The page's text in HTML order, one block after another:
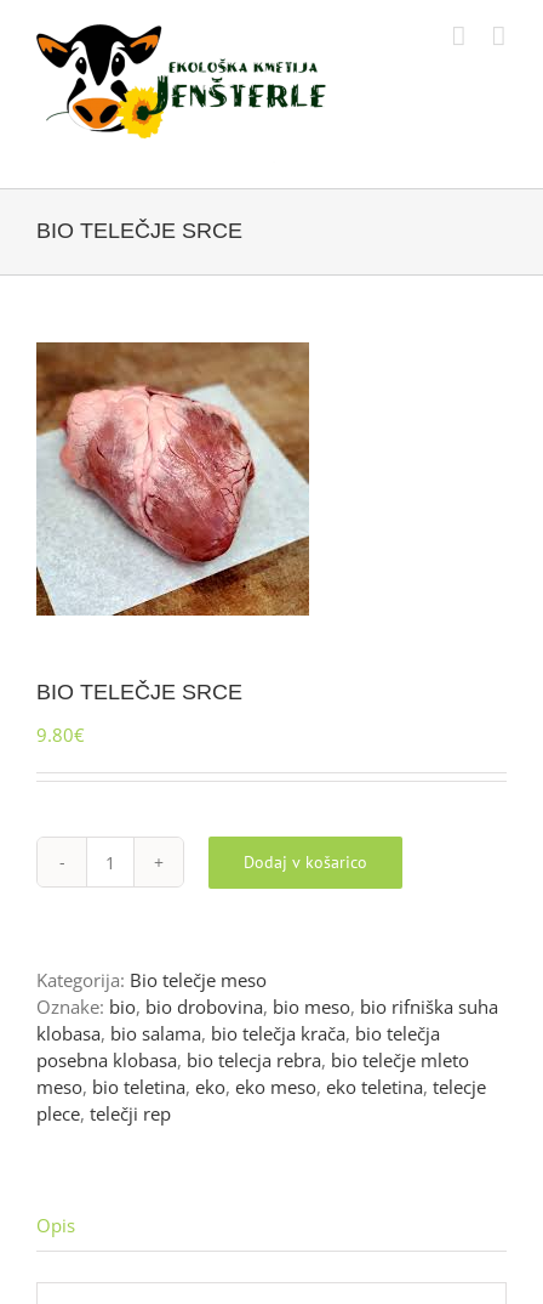
content
BIO TELEČJE SRCE
BIO TELEČJE SRCE
9.80€
BIO
Dodaj v košarico
Kategorija: Bio telečje meso
Oznake: bio, bio drobovina, bio meso, bio rifniška suha
klobasa, bio salama, bio telečja krača, bio telečja
posebna klobasa, bio telecja rebra, bio telečje mleto
meso, bio teletina, eko, eko meso, eko teletina, telecje
plece, telečji rep
Opis